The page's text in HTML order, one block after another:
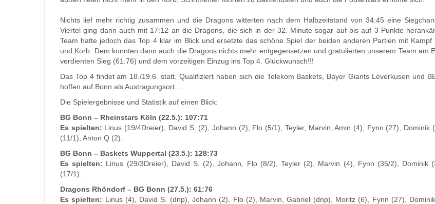
Nichts lief mehr richtig zusammen und die Dragons witterten nach dem Halbzeitstand von 34:45 eine
Viertel ging dann auch mit 17:12 an die Dragons, die sich in der 32. Minute sogar auf bis auf 3 Punkte
Team hatte jedoch das Top 4 klar im Blick und ersetzte das schöne Spiel der beiden anderen Partien mit Kampf
und Korb. Dem konnten dann auch die Dragons nichts mehr entgegensetzen und gratulierten unserem Team am
verdienten Sieg (61:76) und dem vorzeitigen Einzug ins Top 4. Glückwunsch!!!
Das Top 4 findet am 18./19.6. statt. Qualifiziert haben sich die Telekom Baskets, Bayer Giants Leverkusen und
hoffen auf Bonn als Austragungsort…
Die Spielergebnisse und Statistik auf einen Blick:
BG Bonn – Rheinstars Köln (22.5.): 107:71
Es spielten: Linus (19/4Dreier), David S. (2), Johann (2), Flo (5/1), Teyler, Marvin, Amin (4), Fynn (27), Dominik
(11/1), Anton Q (2).
BG Bonn – Baskets Wuppertal (23.5.): 128:73
Es spielten: Linus (29/3Dreier), David S. (2), Johann, Flo (8/2), Teyler (2), Marvin (4), Fynn (35/2), Dominik
(17/1).
Dragons Rhöndorf – BG Bonn (27.5.): 61:76
Es spielten: Linus (4), David S. (dnp), Johann (2), Flo (2), Marvin, Gabriel (dnp), Moritz (6), Fynn (27),